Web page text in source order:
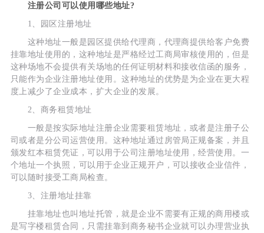
注册公司可以使用哪些地址?
1、园区注册地址
这种地址一般是园区提供给代理商，代理商提供给客户免费
挂靠地址使用的，这种地址是严格经过工商局审核使用的，但是
这种场地不会提供有关场地的任何证明材料和接收信函的服务，
只能作为企业注册地址使用。这种地址的优势是为企业在更大程
度上减少了企业成本，扩大企业的发展。
2、商务租赁地址
一般是按实际地址注册企业需要租赁地址，或者是注册子公
司或者是分公司运营使用。这种地址通过房管局正规备案，并且
颁发红本租赁凭证，可以用于公司注册地址使用，经营使用。一
个地址一个执照，可以用于企业正规开户，可以接收企业信件，
可以随时接受工商局检查。
3、注册地址挂靠
挂靠地址也叫地址托管，就是企业不需要有正规的商用楼或
是写字楼租赁合同，只需挂靠到商务秘书企业就可以办理营业执